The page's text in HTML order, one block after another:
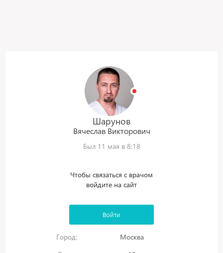
Шарунов
Вячеслав Викторович
Был 11 мая в 8:18
Чтобы связаться с врачом
войдите на сайт
Войти
Город:
Москва